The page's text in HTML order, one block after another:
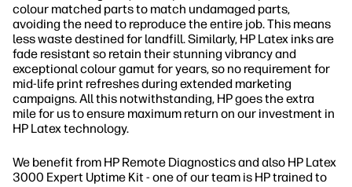
colour matched parts to match undamaged parts,
avoiding the need to reproduce the entire job. This means
less waste destined for landfill. Similarly, HP Latex inks are
fade resistant so retain their stunning vibrancy and
exceptional colour gamut for years, so no requirement for
mid-life print refreshes during extended marketing
campaigns. All this notwithstanding, HP goes the extra
mile for us to ensure maximum return on our investment in
HP Latex technology.
We benefit from HP Remote Diagnostics and also HP Latex
3000 Expert Uptime Kit - one of our team is HP trained to